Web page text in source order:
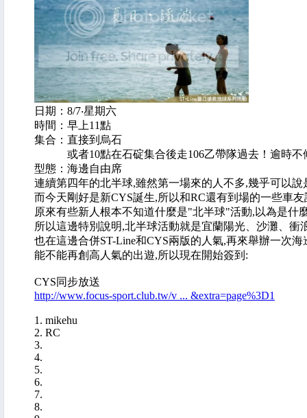
日期：8/7‧星期六
時間：早上11點
集合：直接到烏石
或者10點在石碇集合後走106乙帶隊過去！逾時不
型態：海邊自由席
連續第四年的北半球,雖然第一場來的人不多,幾乎可以
而今天剛好是新CYS誕生,所以和RC還有到場的一些車
原來有些新人根本不知道什麼是"北半球"活動,以為是什
所以這邊特別說明,北半球活動就是宜蘭陽光、沙灘、衝
也在這邊合併ST-Line和CYS兩版的人氣,再來舉辦一次
能不能再創高人氣的出遊,所以現在開始簽到:
CYS同步放送
http://www.focus-sport.club.tw/v ... &extra=page%3D1
1. mikehu
2. RC
3.
4.
5.
6.
7.
8.